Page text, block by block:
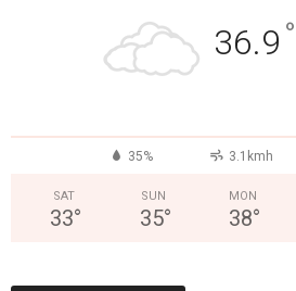
36.9 °
35% 3.1kmh
SAT
33°
SUN
35°
MON
38°